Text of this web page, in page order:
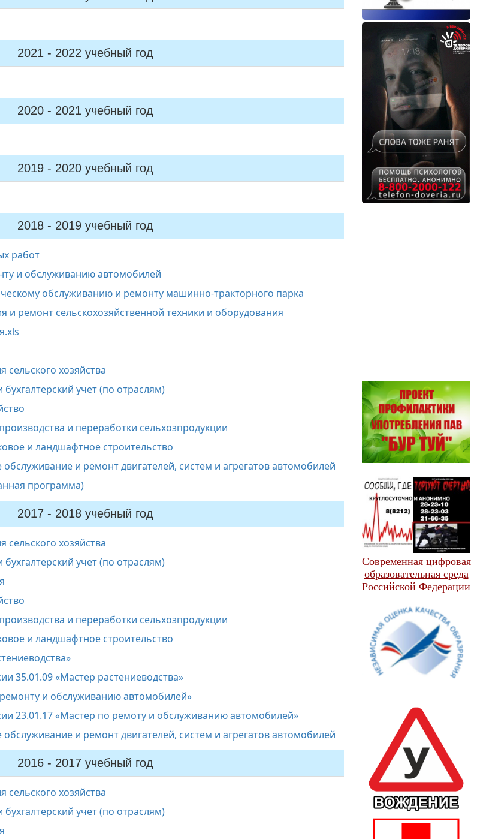
2021 - 2022 учебный год
2020 - 2021 учебный год
2019 - 2020 учебный год
2018 - 2019 учебный год
работ
и обслуживанию автомобилей
обслуживанию и ремонту машинно-тракторного парка
и ремонт сельскохозяйственной техники и оборудования
сельского хозяйства
учет (по отраслям)
и переработки сельхозпродукции
и ландшафтное строительство
и ремонт двигателей, систем и агрегатов автомобилей
программа)
2017 - 2018 учебный год
сельского хозяйства
учет (по отраслям)
и переработки сельхозпродукции
и ландшафтное строительство
35.01.09 «Мастер растениеводства»
и обслуживанию автомобилей»
23.01.17 «Мастер по ремоту и обслуживанию автомобилей»
и ремонт двигателей, систем и агрегатов автомобилей
2016 - 2017 учебный год
сельского хозяйства
учет (по отраслям)
Современная цифровая
образовательная среда
Российской Федерации